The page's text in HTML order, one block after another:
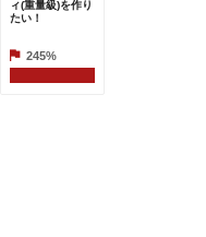
ィ(重量級)を作り
たい！
245%